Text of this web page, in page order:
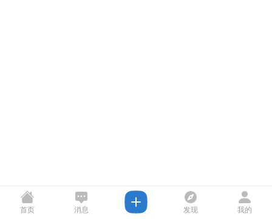
首页 消息 发现 我的